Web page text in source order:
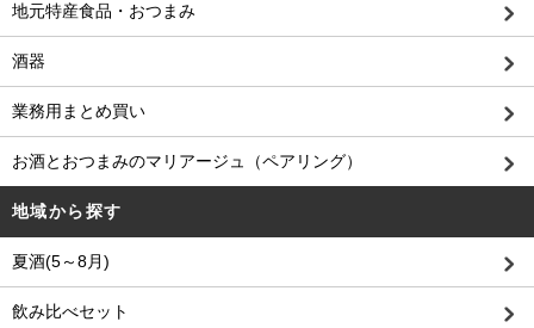
地元特産食品・おつまみ
酒器
業務用まとめ買い
お酒とおつまみのマリアージュ（ペアリング）
地域から探す
夏酒(5～8月)
飲み比べセット